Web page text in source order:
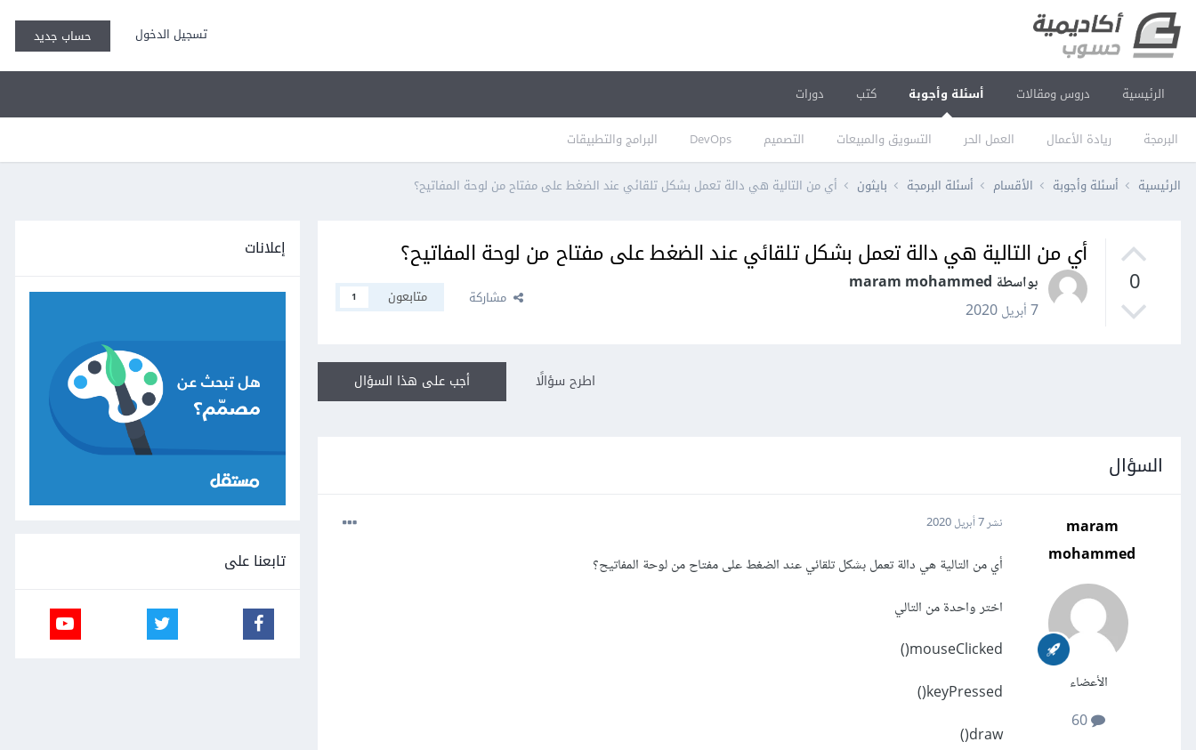
تسجيل الدخول حساب جديد
الرئيسية دروس ومقالات أسئلة وأجوبة
البرمجة ريادة الأعمال العمل الحر التسويق والمبيعات التصميم DevOps البرامج والتطبيقات
كتب دورات
الرئيسية أسئلة وأجوبة الأقسام أسئلة البرمجة بايثون أي من التالية هي دالة تعمل بشكل تلقائي عند الضغط على مفتاح من لوحة المفاتيح؟
0
أي من التالية هي دالة تعمل بشكل تلقائي عند الضغط على مفتاح من لوحة المفاتيح؟
بواسطة maram mohammed
7 أبريل 2020
مشاركة متابعون 1
أجب على هذا السؤال اطرح سؤالًا
السؤال
maram
mohammed
الأعضاء
نشر7 أبريل 2020
أي من التالية هي دالة تعمل بشكل تلقائي عند الضغط على مفتاح من لوحة المفاتيح؟
اختر واحدة من التالي
mouseClicked()
keyPressed()
draw()
إعلانات
تابعنا على